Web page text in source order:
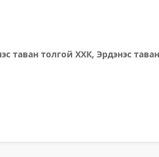
таван толгой ХХК, Эрдэнэс